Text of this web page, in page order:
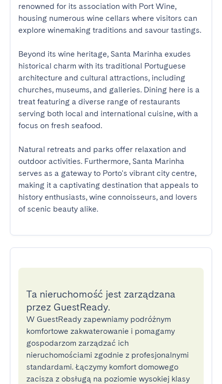
renowned for its association with Port Wine,
housing numerous wine cellars where visitors can
explore winemaking traditions and savour tastings.
Beyond its wine heritage, Santa Marinha exudes
historical charm with its traditional Portuguese
architecture and cultural attractions, including
churches, museums, and galleries. Dining here is a
treat featuring a diverse range of restaurants
serving both local and international cuisine, with a
focus on fresh seafood.
Natural retreats and parks offer relaxation and
outdoor activities. Furthermore, Santa Marinha
serves as a gateway to Porto's vibrant city centre,
making it a captivating destination that appeals to
history enthusiasts, wine connoisseurs, and lovers
of scenic beauty alike.
Ta nieruchomość jest zarządzana
przez GuestReady.
W GuestReady zapewniamy podróżnym
komfortowe zakwaterowanie i pomagamy
gospodarzom zarządzać ich
nieruchomościami zgodnie z profesjonalnymi
standardami. Łączymy komfort domowego
zacisza z obsługą na poziomie wysokiej klasy